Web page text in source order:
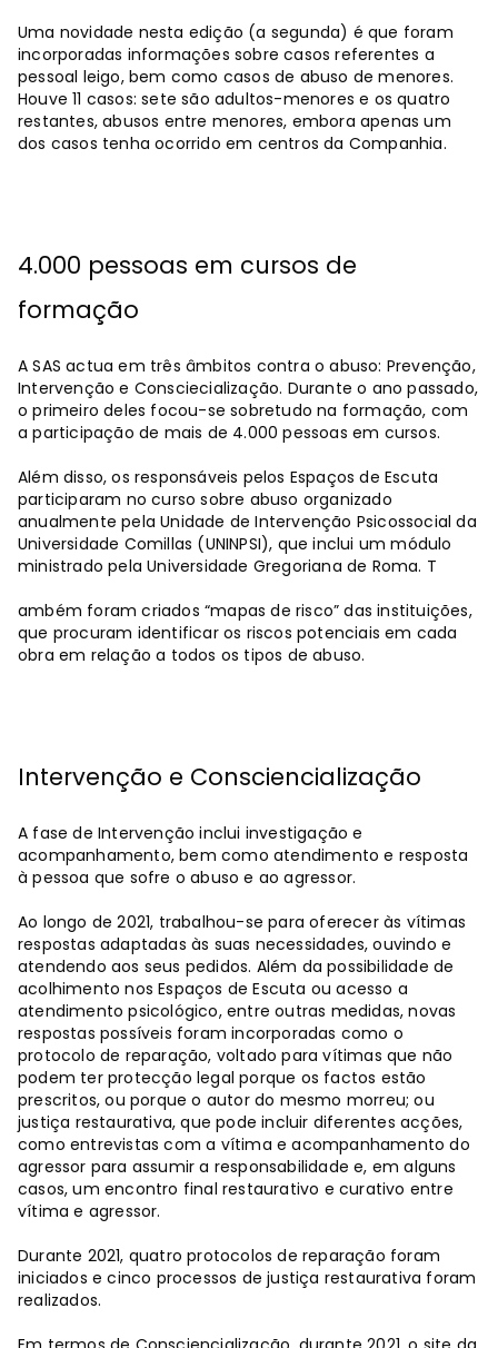
Uma novidade nesta edição (a segunda) é que foram
incorporadas informações sobre casos referentes a
pessoal leigo, bem como casos de abuso de menores.
Houve 11 casos: sete são adultos-menores e os quatro
restantes, abusos entre menores, embora apenas um
dos casos tenha ocorrido em centros da Companhia.
4.000 pessoas em cursos de
formação
A SAS actua em três âmbitos contra o abuso: Prevenção,
Intervenção e Consciecialização. Durante o ano passado,
o primeiro deles focou-se sobretudo na formação, com
a participação de mais de 4.000 pessoas em cursos.
Além disso, os responsáveis ​​pelos Espaços de Escuta
participaram no curso sobre abuso organizado
anualmente pela Unidade de Intervenção Psicossocial da
Universidade Comillas (UNINPSI), que inclui um módulo
ministrado pela Universidade Gregoriana de Roma. T
ambém foram criados “mapas de risco” das instituições,
que procuram identificar os riscos potenciais em cada
obra em relação a todos os tipos de abuso.
Intervenção e Consciencialização
A fase de Intervenção inclui investigação e
acompanhamento, bem como atendimento e resposta
à pessoa que sofre o abuso e ao agressor.
Ao longo de 2021, trabalhou-se para oferecer às vítimas
respostas adaptadas às suas necessidades, ouvindo e
atendendo aos seus pedidos. Além da possibilidade de
acolhimento nos Espaços de Escuta ou acesso a
atendimento psicológico, entre outras medidas, novas
respostas possíveis foram incorporadas como o
protocolo de reparação, voltado para vítimas que não
podem ter protecção legal porque os factos estão
prescritos, ou porque o autor do mesmo morreu; ou
justiça restaurativa, que pode incluir diferentes acções,
como entrevistas com a vítima e acompanhamento do
agressor para assumir a responsabilidade e, em alguns
casos, um encontro final restaurativo e curativo entre
vítima e agressor.
Durante 2021, quatro protocolos de reparação foram
iniciados e cinco processos de justiça restaurativa foram
realizados.